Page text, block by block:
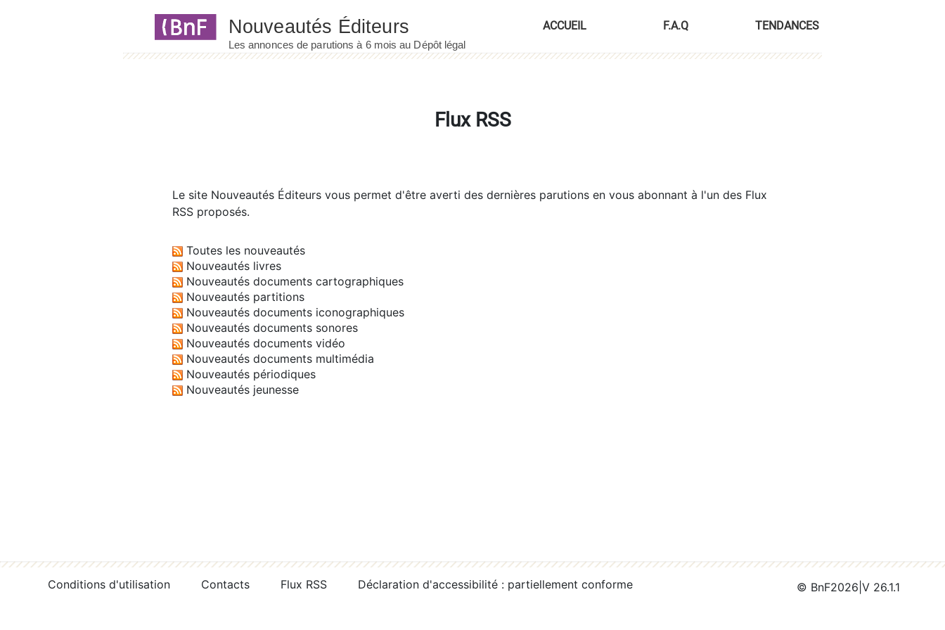
ACCUEIL F.A.Q TENDANCES
Flux RSS
Le site Nouveautés Éditeurs vous permet d'être averti des dernières parutions en vous abonnant à l'un des Flux
RSS proposés.
Toutes les nouveautés
Nouveautés livres
Nouveautés documents cartographiques
Nouveautés partitions
Nouveautés documents iconographiques
Nouveautés documents sonores
Nouveautés documents vidéo
Nouveautés documents multimédia
Nouveautés périodiques
Nouveautés jeunesse
Conditions d'utilisation Contacts Flux RSS Déclaration d'accessibilité : partiellement conforme © BnF2026 V 26.1.1